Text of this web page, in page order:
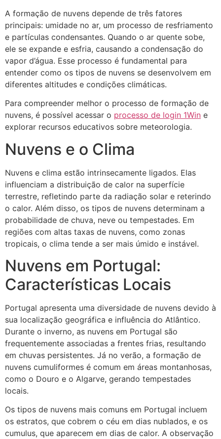
A formação de nuvens depende de três fatores
principais: umidade no ar, um processo de resfriamento
e partículas condensantes. Quando o ar quente sobe,
ele se expande e esfria, causando a condensação do
vapor d’água. Esse processo é fundamental para
entender como os tipos de nuvens se desenvolvem em
diferentes altitudes e condições climáticas.
Para compreender melhor o processo de formação de
nuvens, é possível acessar o processo de login 1Win e
explorar recursos educativos sobre meteorologia.
Nuvens e o Clima
Nuvens e clima estão intrinsecamente ligados. Elas
influenciam a distribuição de calor na superfície
terrestre, refletindo parte da radiação solar e reterindo
o calor. Além disso, os tipos de nuvens determinam a
probabilidade de chuva, neve ou tempestades. Em
regiões com altas taxas de nuvens, como zonas
tropicais, o clima tende a ser mais úmido e instável.
Nuvens em Portugal:
Características Locais
Portugal apresenta uma diversidade de nuvens devido à
sua localização geográfica e influência do Atlântico.
Durante o inverno, as nuvens em Portugal são
frequentemente associadas a frentes frias, resultando
em chuvas persistentes. Já no verão, a formação de
nuvens cumuliformes é comum em áreas montanhosas,
como o Douro e o Algarve, gerando tempestades
locais.
Os tipos de nuvens mais comuns em Portugal incluem
os estratos, que cobrem o céu em dias nublados, e os
cumulus, que aparecem em dias de calor. A observação